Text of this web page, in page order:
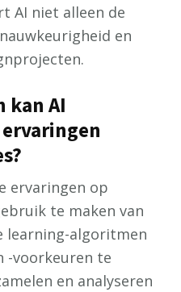
AI niet alleen de
en
kan AI
ervaringen op
te maken van
learning-algoritmen
-voorkeuren te
en analyseren